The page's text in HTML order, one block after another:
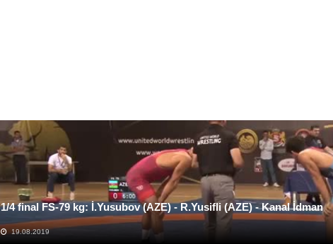
1/4 final FS-79 kg: İ.Yusubov (AZE) - R.Yusifli (AZE) - Kanal İdman
19.08.2019